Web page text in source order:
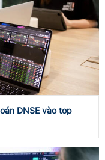
DNSE vào top